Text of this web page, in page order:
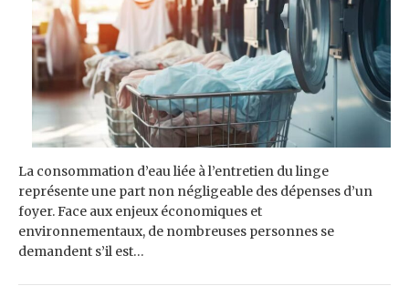
La consommation d’eau liée à l’entretien du linge
représente une part non négligeable des dépenses d’un
foyer. Face aux enjeux économiques et
environnementaux, de nombreuses personnes se
demandent s’il est…